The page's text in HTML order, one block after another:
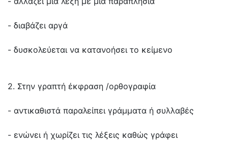
- διαβάζει αργά
- δυσκολεύεται να κατανοήσει το κείμενο
2. Στην γραπτή έκφραση /ορθογραφία
- αντικαθιστά παραλείπει γράμματα ή συλλαβές
- ενώνει ή χωρίζει τις λέξεις καθώς γράφει